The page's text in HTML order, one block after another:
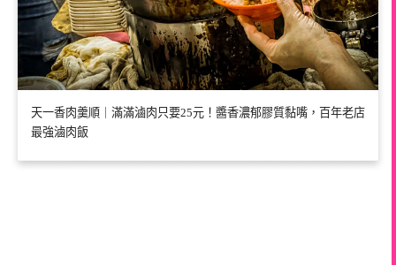
天一香肉羹順｜滿滿滷肉只要25元！醬香濃郁膠質黏嘴，百年老店
最強滷肉飯